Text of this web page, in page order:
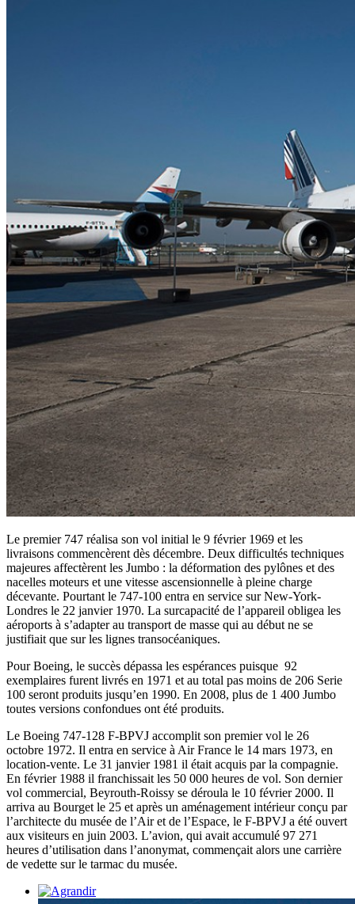
Le premier 747 réalisa son vol initial le 9 février 1969 et les
livraisons commencèrent dès décembre. Deux difficultés techniques
majeures affectèrent les Jumbo : la déformation des pylônes et des
nacelles moteurs et une vitesse ascensionnelle à pleine charge
décevante. Pourtant le 747-100 entra en service sur New-York-
Londres le 22 janvier 1970. La surcapacité de l’appareil obligea les
aéroports à s’adapter au transport de masse qui au début ne se
justifiait que sur les lignes transocéaniques.
Pour Boeing, le succès dépassa les espérances puisque 92
exemplaires furent livrés en 1971 et au total pas moins de 206 Serie
100 seront produits jusqu’en 1990. En 2008, plus de 1 400 Jumbo
toutes versions confondues ont été produits.
Le Boeing 747-128 F-BPVJ accomplit son premier vol le 26
octobre 1972. Il entra en service à Air France le 14 mars 1973, en
location-vente. Le 31 janvier 1981 il était acquis par la compagnie.
En février 1988 il franchissait les 50 000 heures de vol. Son dernier
vol commercial, Beyrouth-Roissy se déroula le 10 février 2000. Il
arriva au Bourget le 25 et après un aménagement intérieur conçu par
l’architecte du musée de l’Air et de l’Espace, le F-BPVJ a été ouvert
aux visiteurs en juin 2003. L’avion, qui avait accumulé 97 271
heures d’utilisation dans l’anonymat, commençait alors une carrière
de vedette sur le tarmac du musée.